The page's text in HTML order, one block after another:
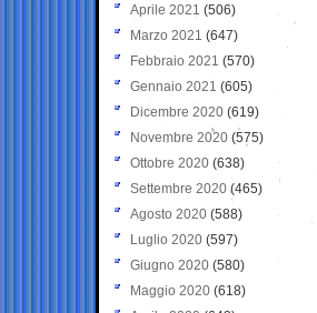
Aprile 2021 (506)
Marzo 2021 (647)
Febbraio 2021 (570)
Gennaio 2021 (605)
Dicembre 2020 (619)
Novembre 2020 (575)
Ottobre 2020 (638)
Settembre 2020(465)
Agosto 2020 (588)
Luglio 2020 (597)
Giugno 2020 (580)
Maggio 2020 (618)